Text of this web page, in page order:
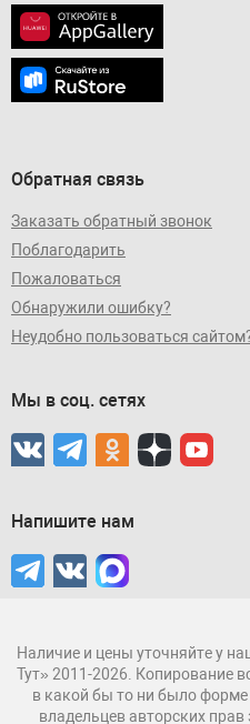
Обратная связь
Заказать обратный звонок
Поблагодарить
Пожаловаться
Обнаружили ошибку?
Неудобно пользоваться
Мы в соц. сетях
Напишите нам
Наличие и цены уточняйте у
Тут» 2011-2026. Копирование
в какой бы то ни было
владельцев авторских